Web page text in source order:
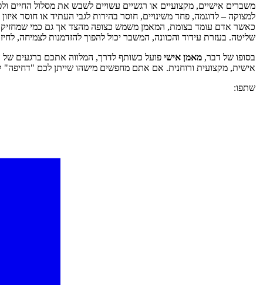
משברים אישיים, מקצועיים או רגשיים עשויים לשבש את מסלול החיים
למצוקה – לדוגמה, פחד משינויים, חוסר בהירות לגבי העתיד או חוסר
כאשר אדם עומד בצומת, המאמן משמש כצופה מהצד אך גם כמי שמחזיק
שליטה. בעזרת עידוד והכוונה, המשבר יכול להפוך להזדמנות לצמיחה,
בסופו של דבר, מאמן אישי פועל כשותף לדרך, המלווה אתכם ברגעים
אישית, מקצועית ורוחנית. אם אתם מחפשים מישהו שייתן לכם
שתפו: